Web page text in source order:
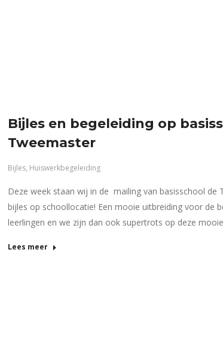
Bijles en begeleiding op
Tweemaster
Bijles, Huiswerkbegeleiding
Deze week staan wij in de mailing van basisschool de
bijles op schoollocatie! Een mooie uitbreiding voor de
leerlingen en we zijn dan ook supertrots op deze
Lees meer